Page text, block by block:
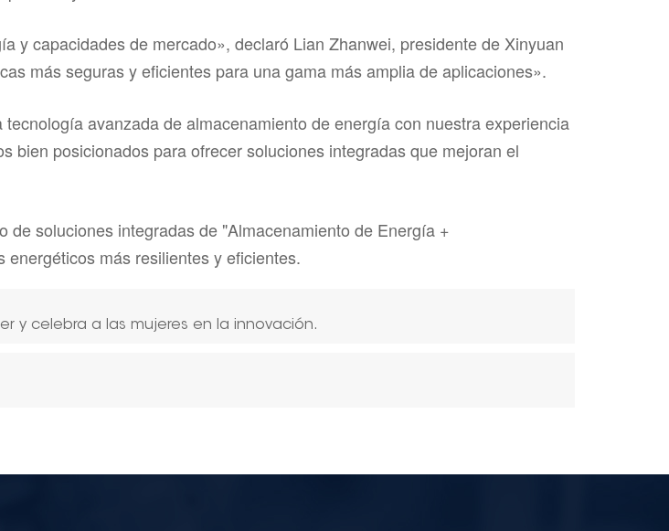
y capacidades de mercado», declaró Lian Zhanwei, presidente de Xinyuan
más seguras y eficientes para una gama más amplia de aplicaciones».
avanzada de almacenamiento de energía con nuestra experiencia
bien posicionados para ofrecer soluciones integradas que mejoran el
soluciones integradas de "Almacenamiento de Energía +
más resilientes y eficientes.
y celebra a las mujeres en la innovación.